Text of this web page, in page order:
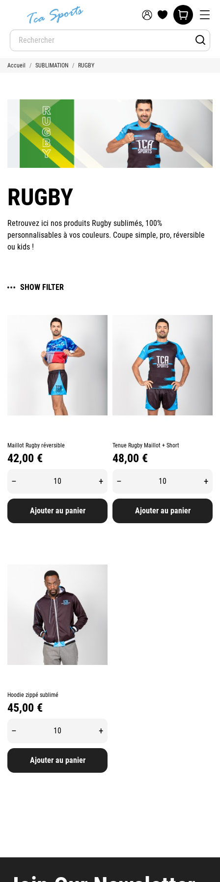
Accueil SUBLIMATION RUGBY
RUGBY
Retrouvez ici nos produits Rugby sublimés, 100%
personnalisables à vos couleurs. Coupe simple, pro, réversible
ou kids !
SHOW FILTER
Maillot Rugby réversible
Prix
42,00 €
– +
Ajouter au panier
Tenue Rugby Maillot + Short
Prix
48,00 €
– +
Ajouter au panier
Hoodie zippé sublimé
Prix
45,00 €
– +
Ajouter au panier